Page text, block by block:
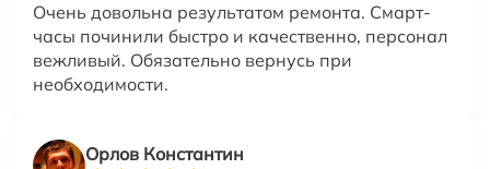
Очень довольна результатом ремонта. Смарт-
часы починили быстро и качественно, персонал
вежливый. Обязательно вернусь при
необходимости.
Орлов Константин